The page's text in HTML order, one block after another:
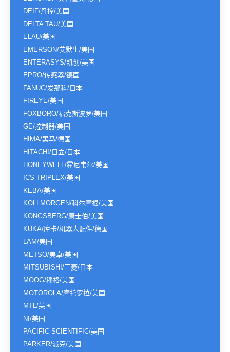
DEIF/丹控/美国
DELTA TAU/美国
ELAU/美国
EMERSON/艾默生/美国
ENTERASYS/凯创/美国
EPRO/传感器/德国
FANUC/发那科/日本
FIREYE/美国
FOXBORO/福克斯波罗/美国
GE/控制器/美国
HIMA/黑马/德国
HITACHI/日立/日本
HONEYWELL/霍尼韦尔/美国
ICS TRIPLEX/美国
KEBA/美国
KOLLMORGEN/科尔摩根/美国
KONGSBERG/康士伯/美国
KUKA/库卡/机器人配件/德国
LAM/美国
METSO/美卓/美国
MITSUBISHI/三菱/日本
MOOG/穆格/美国
MOTOROLA/摩托罗拉/美国
MTL/英国
NI/美国
PACIFIC SCIENTIFIC/美国
PARKER/派克/美国